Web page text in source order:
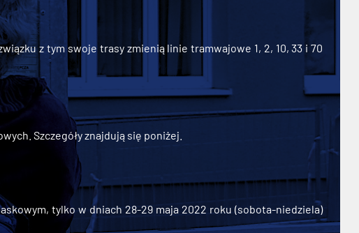
z tym swoje trasy zmienią linie tramwajowe 1, 2, 10, 33 i 70
Szczegóły znajdują się poniżej.
tylko w dniach 28-29 maja 2022 roku (sobota-niedziela)